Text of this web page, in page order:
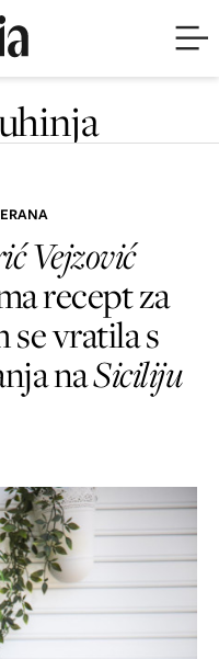
Vejzović
recept za
se vratila s
naSiciliju